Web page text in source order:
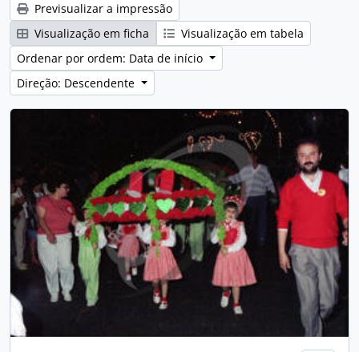
Previsualizar a impressão
Visualização em ficha
Visualização em tabela
Ordenar por ordem: Data de início
Direção: Descendente